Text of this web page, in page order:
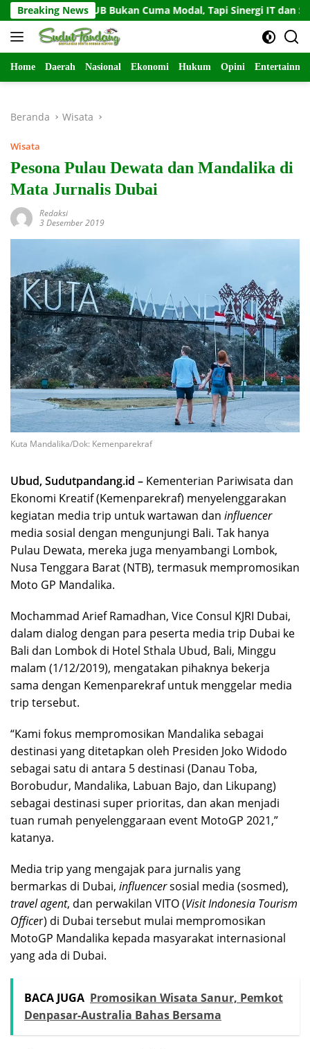
Langsung
ke
konten
Breaking News
KUB Bukan Cuma Modal, Tapi Sinergi IT dan SDM
Home Daerah Nasional Ekonomi Hukum Opini
Beranda Wisata
Wisata
Pesona Pulau Dewata dan Mandalika di
Mata Jurnalis Dubai
Redaksi
3 Desember 2019
Kuta Mandalika/Dok: Kemenparekraf
Ubud, Sudutpandang.id – Kementerian Pariwisata dan
Ekonomi Kreatif (Kemenparekraf) menyelenggarakan
kegiatan media trip untuk wartawan dan influencer
media sosial dengan mengunjungi Bali. Tak hanya
Pulau Dewata, mereka juga menyambangi Lombok,
Nusa Tenggara Barat (NTB), termasuk mempromosikan
Moto GP Mandalika.
Mochammad Arief Ramadhan, Vice Consul KJRI Dubai,
dalam dialog dengan para peserta media trip Dubai ke
Bali dan Lombok di Hotel Sthala Ubud, Bali, Minggu
malam (1/12/2019), mengatakan pihaknya bekerja
sama dengan Kemenparekraf untuk menggelar media
trip tersebut.
“Kami fokus mempromosikan Mandalika sebagai
destinasi yang ditetapkan oleh Presiden Joko Widodo
sebagai satu di antara 5 destinasi (Danau Toba,
Borobudur, Mandalika, Labuan Bajo, dan Likupang)
sebagai destinasi super prioritas, dan akan menjadi
tuan rumah penyelenggaraan event MotoGP 2021,”
katanya.
Media trip yang mengajak para jurnalis yang
bermarkas di Dubai, influencersosial media (sosmed),
travel agent, dan perwakilan VITO (Visit Indonesia Tourism
Officer) di Dubai tersebut mulai mempromosikan
MotoGP Mandalika kepada masyarakat internasional
yang ada di Dubai.
BACA JUGA Promosikan Wisata Sanur, Pemkot
Denpasar-Australia Bahas Bersama